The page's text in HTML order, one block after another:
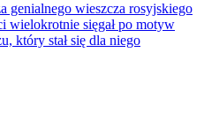
genialnego wieszcza rosyjskiego
wielokrotnie sięgał po motyw
który stał się dla niego